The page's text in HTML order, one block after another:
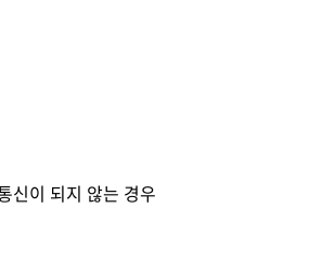
신이 되지 않는 경우